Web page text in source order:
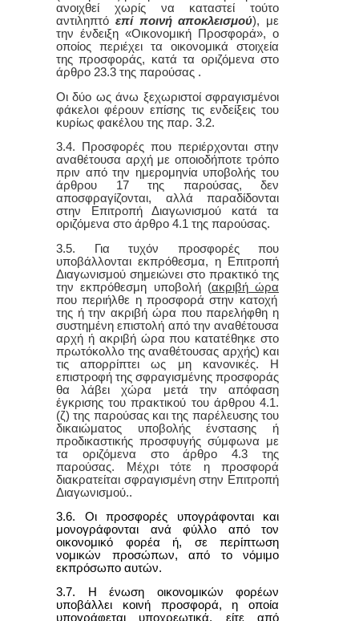
ανοιχθεί χωρίς να καταστεί τούτο
αντιληπτό επί ποινή αποκλεισμού), με
την ένδειξη «Οικονομική Προσφορά», ο
οποίος περιέχει τα οικονομικά στοιχεία
της προσφοράς, κατά τα οριζόμενα στο
άρθρο 23.3 της παρούσας .
Οι δύο ως άνω ξεχωριστοί σφραγισμένοι
φάκελοι φέρουν επίσης τις ενδείξεις του
κυρίως φακέλου της παρ. 3.2.
3.4. Προσφορές που περιέρχονται στην
αναθέτουσα αρχή με οποιοδήποτε τρόπο
πριν από την ημερομηνία υποβολής του
άρθρου 17 της παρούσας, δεν
αποσφραγίζονται, αλλά παραδίδονται
στην Επιτροπή Διαγωνισμού κατά τα
οριζόμενα στο άρθρο 4.1 της παρούσας.
3.5. Για τυχόν προσφορές που
υποβάλλονται εκπρόθεσμα, η Επιτροπή
Διαγωνισμού σημειώνει στο πρακτικό της
την εκπρόθεσμη υποβολή (ακριβή ώρα
που περιήλθε η προσφορά στην κατοχή
της ή την ακριβή ώρα που παρελήφθη η
συστημένη επιστολή από την αναθέτουσα
αρχή ή ακριβή ώρα που κατατέθηκε στο
πρωτόκολλο της αναθέτουσας αρχής) και
τις απορρίπτει ως μη κανονικές. Η
επιστροφή της σφραγισμένης προσφοράς
θα λάβει χώρα μετά την απόφαση
έγκρισης του πρακτικού του άρθρου 4.1.
(ζ) της παρούσας και της παρέλευσης του
δικαιώματος υποβολής ένστασης ή
προδικαστικής προσφυγής σύμφωνα με
τα οριζόμενα στο άρθρο 4.3 της
παρούσας. Μέχρι τότε η προσφορά
διακρατείται σφραγισμένη στην Επιτροπή
Διαγωνισμού..
3.6. Οι προσφορές υπογράφονται και
μονογράφονται ανά φύλλο από τον
οικονομικό φορέα ή, σε περίπτωση
νομικών προσώπων, από το νόμιμο
εκπρόσωπο αυτών.
3.7. Η ένωση οικονομικών φορέων
υποβάλλει κοινή προσφορά, η οποία
υπογράφεται υποχρεωτικά, είτε από